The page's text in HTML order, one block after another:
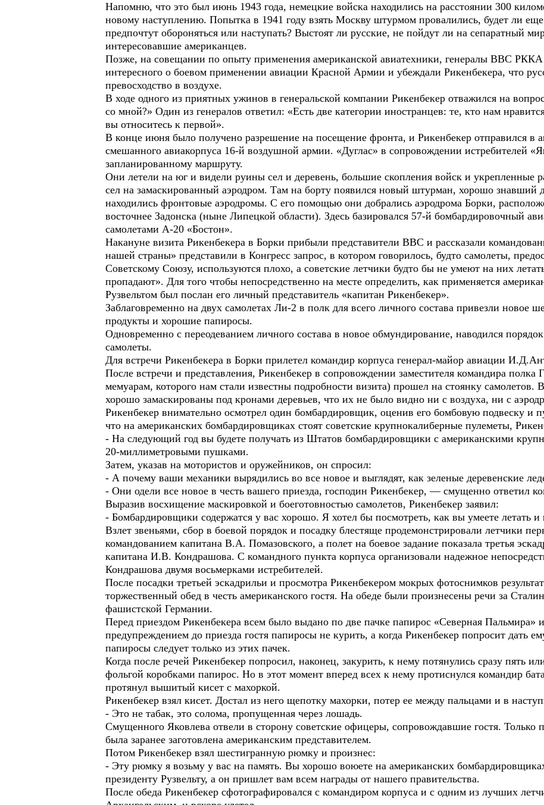
Напомню, что это был июнь 1943 года, немецкие войска находились на расстоянии 300
новому наступлению. Попытка в 1941 году взять Москву штурмом провалились, будет ли
предпочтут обороняться или наступать? Выстоят ли русские, не пойдут ли на сепаратный
интересовавшие американцев.
Позже, на совещании по опыту применения американской авиатехники, генералы ВВС РККА
интересного о боевом применении авиации Красной Армии и убеждали Рикенбекера, что
превосходство в воздухе.
В ходе одного из приятных ужинов в генеральской компании Рикенбекер отважился на
со мной?» Один из генералов ответил: «Есть две категории иностранцев: те, кто нам
вы относитесь к первой».
В конце июня было получено разрешение на посещение фронта, и Рикенбекер отправился в
смешанного авиакорпуса 16-й воздушной армии. «Дуглас» в сопровождении истребителей
запланированному маршруту.
Они летели на юг и видели руины сел и деревень, большие скопления войск и укрепленные
сел на замаскированный аэродром. Там на борту появился новый штурман, хорошо знавший
находились фронтовые аэродромы. С его помощью они добрались аэродрома Борки,
восточнее Задонска (ныне Липецкой области). Здесь базировался 57-й бомбардировочный
самолетами А-20 «Бостон».
Накануне визита Рикенбекера в Борки прибыли представители ВВС и рассказали
нашей страны» представили в Конгресс запрос, в котором говорилось, будто самолеты,
Советскому Союзу, используются плохо, а советские летчики будто бы не умеют на них
пропадают». Для того чтобы непосредственно на месте определить, как применяется
Рузвельтом был послан его личный представитель «капитан Рикенбекер».
Заблаговременно на двух самолетах Ли-2 в полк для всего личного состава привезли новое
продукты и хорошие папиросы.
Одновременно с переодеванием личного состава в новое обмундирование, наводился
самолеты.
Для встречи Рикенбекера в Борки прилетел командир корпуса генерал-майор авиации
После встречи и представления, Рикенбекер в сопровождении заместителя командира полка
мемуарам, которого нам стали известны подробности визита) прошел на стоянку
хорошо замаскированы под кронами деревьев, что их не было видно ни с воздуха, ни с
Рикенбекер внимательно осмотрел один бомбардировщик, оценив его бомбовую подвеску и
что на американских бомбардировщиках стоят советские крупнокалиберные пулеметы,
- На следующий год вы будете получать из Штатов бомбардировщики с американскими
20-миллиметровыми пушками.
Затем, указав на мотористов и оружейников, он спросил:
- А почему ваши механики вырядились во все новое и выглядят, как зеленые деревенские
- Они одели все новое в честь вашего приезда, господин Рикенбекер, — смущенно ответил
Выразив восхищение маскировкой и боеготовностью самолетов, Рикенбекер заявил:
- Бомбардировщики содержатся у вас хорошо. Я хотел бы посмотреть, как вы умеете летать и
Взлет звеньями, сбор в боевой порядок и посадку блестяще продемонстрировали летчики
командованием капитана В.А. Помазовского, а полет на боевое задание показала третья
капитана И.В. Кондрашова. С командного пункта корпуса организовали надежное
Кондрашова двумя восьмерками истребителей.
После посадки третьей эскадрильи и просмотра Рикенбекером мокрых фотоснимков
торжественный обед в честь американского гостя. На обеде были произнесены речи за
фашистской Германии.
Перед приездом Рикенбекера всем было выдано по две пачке папирос «Северная Пальмира»
предупреждением до приезда гостя папиросы не курить, а когда Рикенбекер попросит дать
папиросы следует только из этих пачек.
Когда после речей Рикенбекер попросил, наконец, закурить, к нему потянулись сразу пять
фольгой коробками папирос. Но в этот момент вперед всех к нему протиснулся командир
протянул вышитый кисет с махоркой.
Рикенбекер взял кисет. Достал из него щепотку махорки, потер ее между пальцами и в
- Это не табак, это солома, пропущенная через лошадь.
Смущенного Яковлева отвели в сторону советские офицеры, сопровождавшие гостя. Только
была заранее заготовлена американским представителем.
Потом Рикенбекер взял шестигранную рюмку и произнес:
- Эту рюмку я возьму у вас на память. Вы хорошо воюете на американских
президенту Рузвельту, а он пришлет вам всем награды от нашего правительства.
После обеда Рикенбекер сфотографировался с командиром корпуса и с одним из лучших